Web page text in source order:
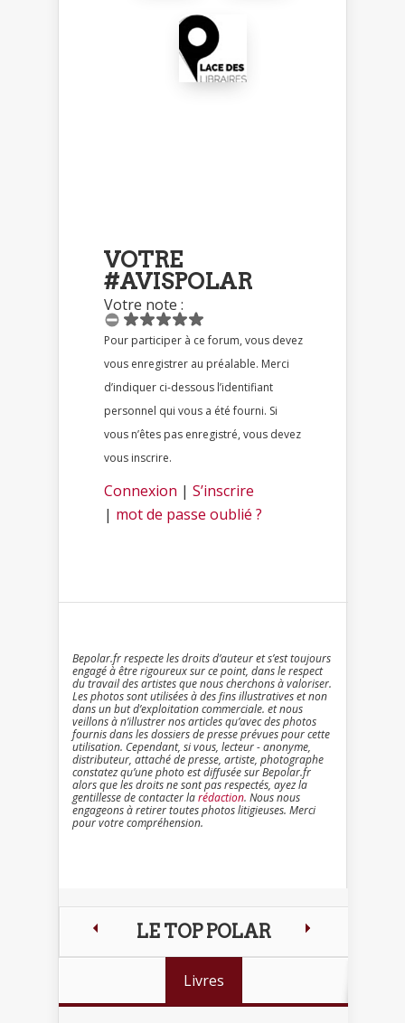
VOTRE
#AVISPOLAR
Votre note :
Pour participer à ce forum, vous devez
vous enregistrer au préalable. Merci
d’indiquer ci-dessous l’identifiant
personnel qui vous a été fourni. Si
vous n’êtes pas enregistré, vous devez
vous inscrire.
Connexion | S’inscrire
| mot de passe oublié ?
Bepolar.fr respecte les droits d’auteur et s’est toujours
engagé à être rigoureux sur ce point, dans le respect
du travail des artistes que nous cherchons à valoriser.
Les photos sont utilisées à des fins illustratives et non
dans un but d’exploitation commerciale. et nous
veillons à n’illustrer nos articles qu’avec des photos
fournis dans les dossiers de presse prévues pour cette
utilisation. Cependant, si vous, lecteur - anonyme,
distributeur, attaché de presse, artiste, photographe
constatez qu’une photo est diffusée sur Bepolar.fr
alors que les droits ne sont pas respectés, ayez la
gentillesse de contacter larédaction. Nous nous
engageons à retirer toutes photos litigieuses. Merci
pour votre compréhension.
LE TOP POLAR
Livres